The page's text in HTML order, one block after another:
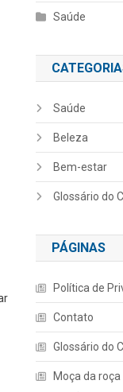
Saúde
Saúde
Beleza
Bem-estar
Glossário do
PÁGINAS
Política de
Contato
Glossário do
Moça da